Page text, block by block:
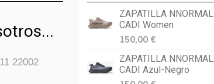
22002
ZAPATILLA NNORMAL
CADI Women
150,00 €
ZAPATILLA NNORMAL
CADI Azul-Negro